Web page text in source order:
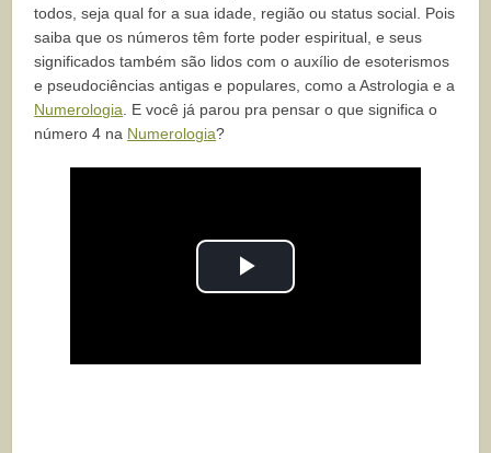
todos, seja qual for a sua idade, região ou status social. Pois
saiba que os números têm forte poder espiritual, e seus
significados também são lidos com o auxílio de esoterismos
e pseudociências antigas e populares, como a Astrologia e a
Numerologia. E você já parou pra pensar o que significa o
número 4 na Numerologia?
Play